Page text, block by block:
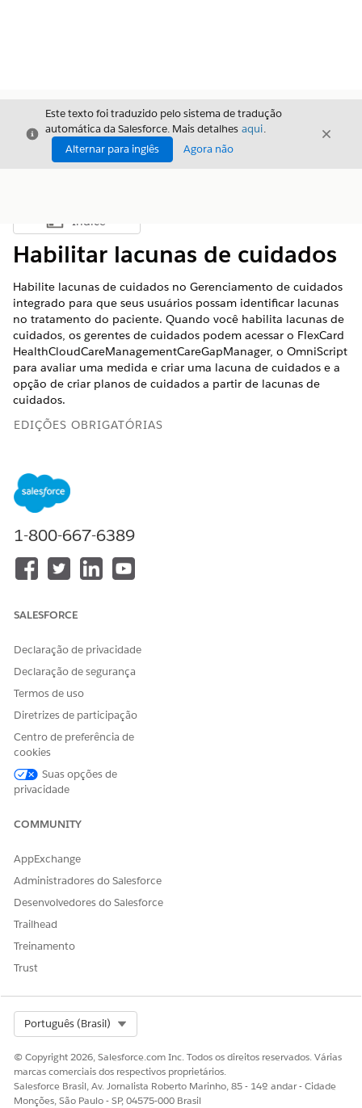
Fechar
Este texto foi traduzido pelo sistema de tradução
automática da Salesforce. Mais detalhes aqui.
Alternar para inglês
Agora não
Fechar
Mostrar índice
Índice
Habilitar lacunas de cuidados
Habilite lacunas de cuidados no Gerenciamento de cuidados
integrado para que seus usuários possam identificar lacunas
no tratamento do paciente. Quando você habilita lacunas de
cuidados, os gerentes de cuidados podem acessar o FlexCard
HealthCloudCareManagementCareGapManager, o OmniScript
para avaliar uma medida e criar uma lacuna de cuidados e a
opção de criar planos de cuidados a partir de lacunas de
cuidados.
EDIÇÕES OBRIGATÓRIAS
Disponível em: Edições
Health Cloud
Para configurar e habilitar
Configurações de gerenciamento de cuidados
integradoe selecione
de cuidados integrado
ESTE ARTIGO RESOLVEU SEU PROBLEMA?
1-800-667-6389
SALESFORCE
Declaração de privacidade
Declaração de segurança
Termos de uso
Diretrizes de participação
Centro de preferência de
cookies
Suas opções de
privacidade
COMMUNITY
AppExchange
Administradores do Salesforce
Desenvolvedores do Salesforce
Trailhead
Treinamento
Trust
Português (Brasil)
© Copyright 2026, Salesforce.com Inc. Todos os direitos reservados. Várias
marcas comerciais dos respectivos proprietários.
Salesforce Brasil, Av. Jornalista Roberto Marinho, 85 - 14º andar - Cidade
Monções, São Paulo - SP, 04575-000 Brasil